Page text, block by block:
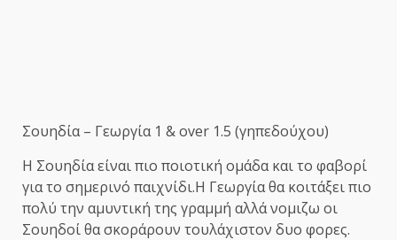
Σουηδία – Γεωργία 1 & over 1.5 (γηπεδούχου)
Η Σουηδία είναι πιο ποιοτική ομάδα και το φαβορί
για το σημερινό παιχνίδι.Η Γεωργία θα κοιτάξει πιο
πολύ την αμυντική της γραμμή αλλά νομιζω οι
Σουηδοί θα σκοράρουν τουλάχιστον δυο φορες.